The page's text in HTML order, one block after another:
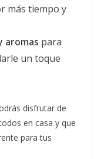
más tiempo y
aromas para
un toque
disfrutar de
en casa y que
para tus